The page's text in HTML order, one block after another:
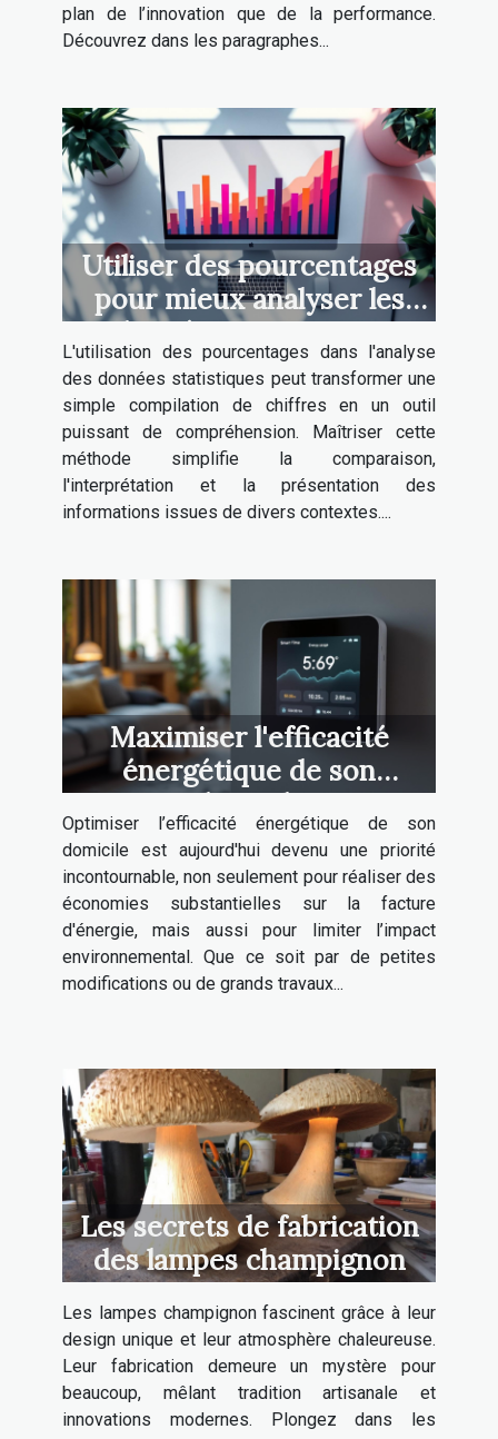
plan de l’innovation que de la performance.
Découvrez dans les paragraphes...
Utiliser des pourcentages
pour mieux analyser les
données statistiques
L'utilisation des pourcentages dans l'analyse
des données statistiques peut transformer une
simple compilation de chiffres en un outil
puissant de compréhension. Maîtriser cette
méthode simplifie la comparaison,
l'interprétation et la présentation des
informations issues de divers contextes....
Maximiser l'efficacité
énergétique de son
domicile
Optimiser l’efficacité énergétique de son
domicile est aujourd'hui devenu une priorité
incontournable, non seulement pour réaliser des
économies substantielles sur la facture
d'énergie, mais aussi pour limiter l’impact
environnemental. Que ce soit par de petites
modifications ou de grands travaux...
Les secrets de fabrication
des lampes champignon
Les lampes champignon fascinent grâce à leur
design unique et leur atmosphère chaleureuse.
Leur fabrication demeure un mystère pour
beaucoup, mêlant tradition artisanale et
innovations modernes. Plongez dans les